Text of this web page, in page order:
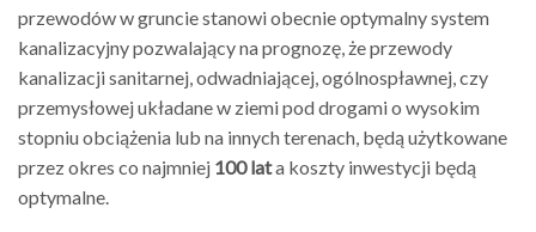
przewodów w gruncie stanowi obecnie optymalny system
kanalizacyjny pozwalający na prognozę, że przewody
kanalizacji sanitarnej, odwadniającej, ogólnospławnej, czy
przemysłowej układane w ziemi pod drogami o wysokim
stopniu obciążenia lub na innych terenach, będą użytkowane
przez okres co najmniej 100 lata koszty inwestycji będą
optymalne.